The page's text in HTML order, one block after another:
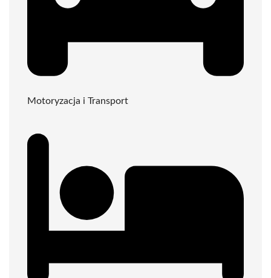
Motoryzacja i Transport